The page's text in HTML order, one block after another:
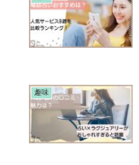
趣味